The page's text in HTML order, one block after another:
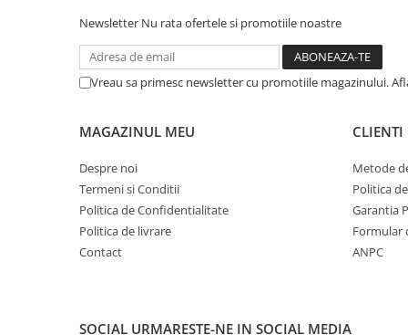
Newsletter Nu rata ofertele si promotiile noastre
Vreau sa primesc newsletter cu promotiile magazinului.
MAGAZINUL MEU
Despre noi
Termeni si Conditii
Politica de Confidentialitate
Politica de livrare
Contact
CLIENTI
Metode
Politica
Garantia
Formular
ANPC
SOCIAL URMARESTE-NE IN SOCIAL MEDIA